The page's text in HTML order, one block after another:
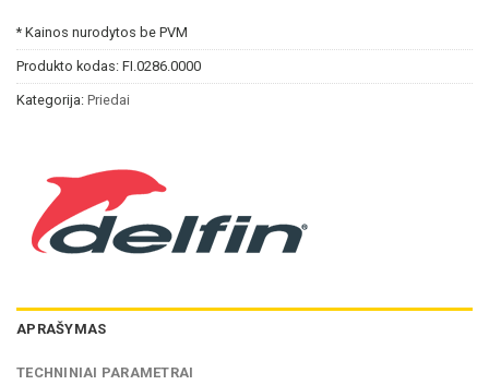
* Kainos nurodytos be PVM
Produkto kodas: FI.0286.0000
Kategorija: Priedai
APRAŠYMAS
TECHNINIAI PARAMETRAI